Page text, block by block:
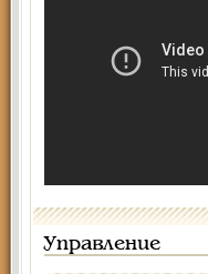
Управление